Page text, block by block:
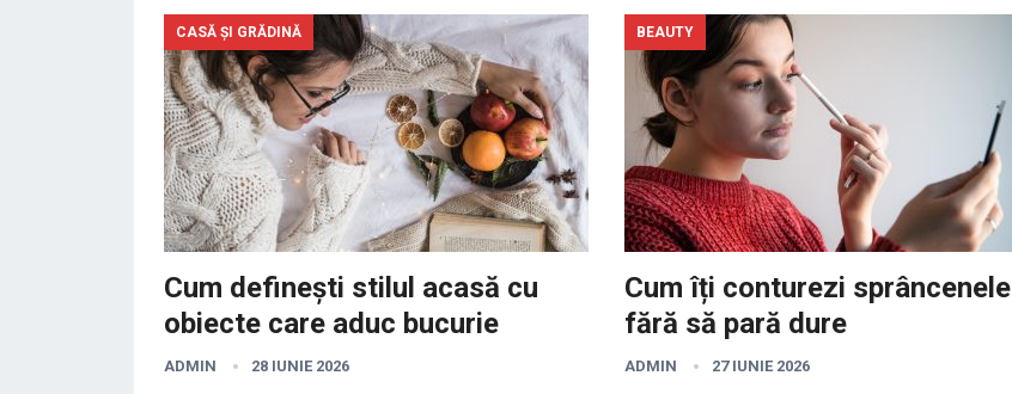
CASĂ ȘI GRĂDINĂ
Cum definești stilul acasă cu
obiecte care aduc bucurie
ADMIN 28 IUNIE 2026
BEAUTY
Cum îți conturezi sprâncenele
fără să pară dure
ADMIN 27 IUNIE 2026